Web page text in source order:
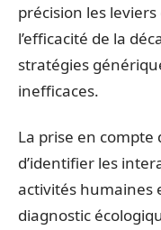
précision les
l’efficacité de la
stratégies
inefficaces.
La prise en
d’identifier les
activités humaines
diagnostic